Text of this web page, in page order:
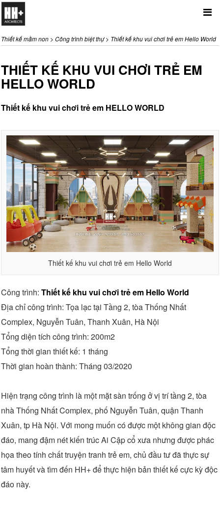
Thiết kế mầm non > Công trình biệt thự> Thiết kế khu vui chơi trẻ em Hello World
THIẾT KẾ KHU VUI CHƠI TRẺ EM
HELLO WORLD
Thiết kế khu vui chơi trẻ em HELLO WORLD
Thiết kế khu vui chơi trẻ em Hello World
Công trình: Thiết kế khu vui chơi trẻ em Hello World
Địa chỉ công trình: Tọa lạc tại Tầng 2, tòa Thống Nhất
Complex, Nguyễn Tuân, Thanh Xuân, Hà Nội
Tổng diện tích công trình: 200m2
Tổng thời gian thiết kế: 1 tháng
Thời gian hoàn thành: Tháng 03/2020
Hiện trạng công trình là một mặt sàn trống ở vị trí tầng 2, tòa
nhà Thống Nhất Complex, phố Nguyễn Tuân, quận Thanh
Xuân, tp Hà Nội. Với mong muốn có được một không gian độc
đáo, mang đậm nét kiến trúc Ai Cập cổ xưa nhưng được phác
họa theo tính chất truyện tranh trẻ em, chủ đầu tư đã thực sự
tâm huyết và tìm đến HH+ để thực hiện bản thiết kế cực kỳ độc
đáo này.